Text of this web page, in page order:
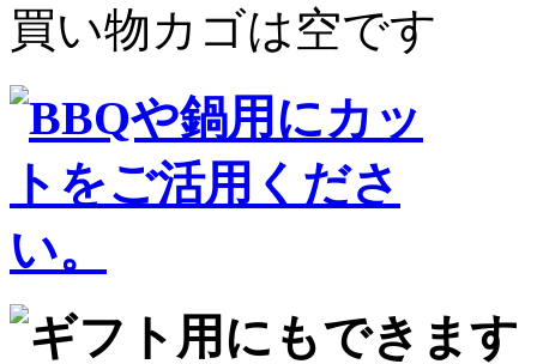
買い物カゴは空です